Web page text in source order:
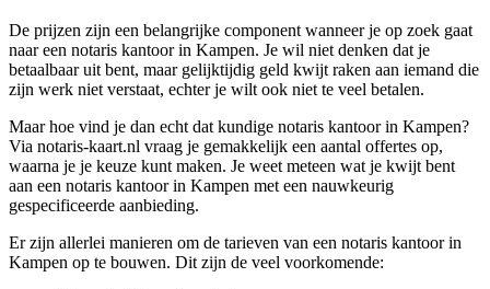
De prijzen zijn een belangrijke component wanneer je op zoek gaat
naar een notaris kantoor in Kampen. Je wil niet denken dat je
betaalbaar uit bent, maar gelijktijdig geld kwijt raken aan iemand die
zijn werk niet verstaat, echter je wilt ook niet te veel betalen.
Maar hoe vind je dan echt dat kundige notaris kantoor in Kampen?
Via notaris-kaart.nl vraag je gemakkelijk een aantal offertes op,
waarna je je keuze kunt maken. Je weet meteen wat je kwijt bent
aan een notaris kantoor in Kampen met een nauwkeurig
gespecificeerde aanbieding.
Er zijn allerlei manieren om de tarieven van een notaris kantoor in
Kampen op te bouwen. Dit zijn de veel voorkomende: